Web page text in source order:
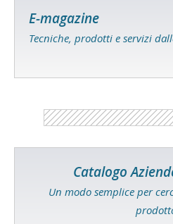
E-magazine
Tecniche, prodotti e servizi
Catalogo
Un modo semplice per